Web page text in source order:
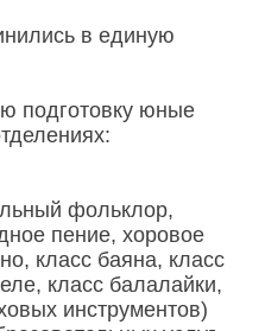
в единую
юные
фольклор,
пение, хоровое
класс баяна, класс
класс балалайки,
инструментов)